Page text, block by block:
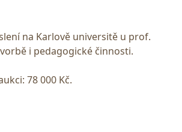
na Karlově universitě u prof.
i pedagogické činnosti.
78 000 Kč.